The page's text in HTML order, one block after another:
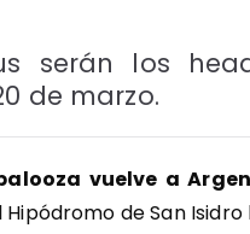
serán los
de marzo.
vuelve a
de San Isidro